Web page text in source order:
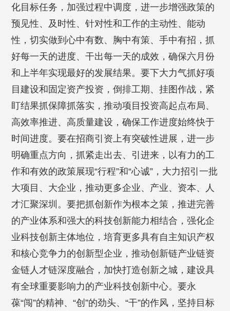
化目标任务，加强过程中调度，进一步增强政策的
预见性、及时性、针对性和工作的主动性、能动
性，切实做到心中有数、胸中有策、手中有招，抓
好每一天的进度、干出每一天的成效，确保六月份
和上半年实现最好的发展结果。要下大力气抓好项
目建设和固定资产投资，倒排工期、挂图作战，紧
盯结果抓保障抓落实，推动项目投资高起点布局、
高效率推进、高质量建设，确保工作进度始终快于
时间进度。要在招商引资上有突破性进展，进一步
明确重点方向，抓紧走出去、引进来，以有力的工
作和有效的政策展现“行程”和“心诚”，大力招引一批
大项目、大企业，推动更多企业、产业、资本、人
才汇聚深圳。要把抓创新作为根本之策，推进完善
的产业体系和强大的科技创新能力相结合，强化企
业科技创新主体地位，培育更多具有自主知识产权
和核心竞争力的创新型企业，推动创新链产业链资
金链人才链深度融合，加快打造创新之城，建设具
有全球重要影响力的产业科技创新中心。要永
葆“闯”的精神、“创”的劲头、“干”的作风，坚持目标